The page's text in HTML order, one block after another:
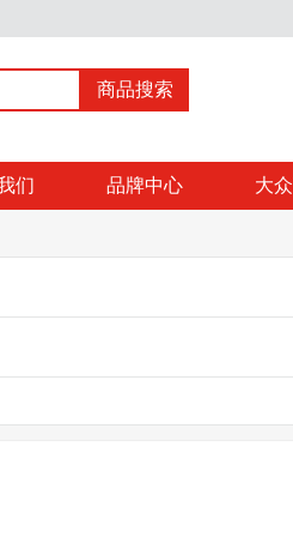
商品搜索
们 品牌中心 大